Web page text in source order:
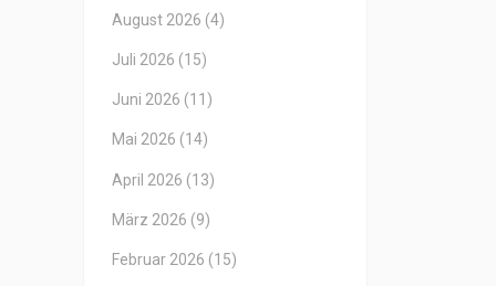
August 2026 (4)
Juli 2026 (15)
Juni 2026 (11)
Mai 2026 (14)
April 2026 (13)
März 2026 (9)
Februar 2026 (15)